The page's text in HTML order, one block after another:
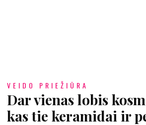
VEIDO PRIEŽIŪRA
Dar vienas lobis
kas tie keramidai ir